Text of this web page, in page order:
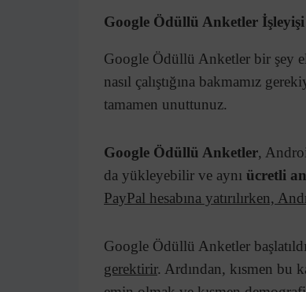
Google Ödüllü Anketler
Google Ödüllü Anketler bir şey
nasıl çalıştığına bakmamız
tamamen unuttunuz.
Google Ödüllü Anketler,
da yükleyebilir ve aynı ücretli
PayPal hesabına yatırılırken,
Google Ödüllü Anketler
gerektirir. Ardından, kısmen bu